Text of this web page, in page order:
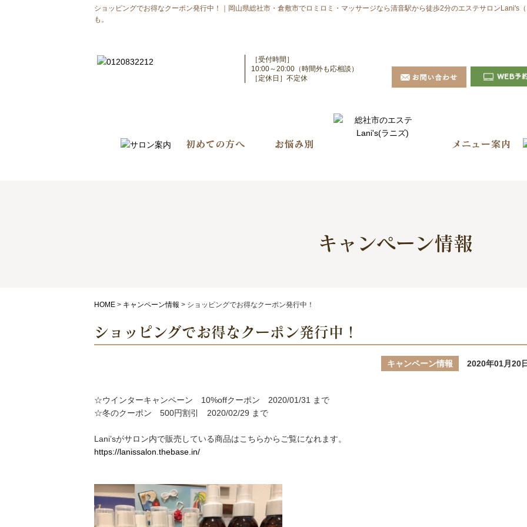
ショッピングでお得なクーポン発行中！｜岡山県総社市・倉敷市でロミロミ・マッサージなら清音駅から徒歩2分のエステサロンLani's
も。
［受付時間］
10:00～20:00（時間外も応相談）
［定休日］不定休
キャンペーン情報
HOME > キャンペーン情報 > ショッピングでお得なクーポン発行中！
ショッピングでお得なクーポン発行中！
キャンペーン情報 2020年01月20
☆ウインターキャンペーン 10%offクーポン 2020/01/31 まで
☆冬のクーポン 500円割引 2020/02/29 まで
Lani’sがサロン内で販売している商品はこちらからご覧になれます。
https://lanissalon.thebase.in/